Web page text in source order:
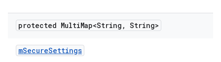
protected MultiMap<String , String>
mSecureSettings